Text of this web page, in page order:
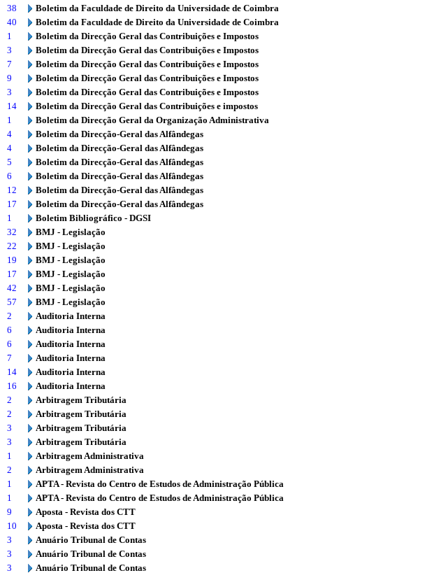
38
Boletim da Faculdade de Direito da Universidade de Coimbra
40
Boletim da Faculdade de Direito da Universidade de Coimbra
1
Boletim da Direcção Geral das Contribuições e Impostos
3
Boletim da Direcção Geral das Contribuições e Impostos
7
Boletim da Direcção Geral das Contribuições e Impostos
9
Boletim da Direcção Geral das Contribuições e Impostos
3
Boletim da Direcção Geral das Contribuições e Impostos
14
Boletim da Direcção Geral das Contribuições e impostos
1
Boletim da Direcção Geral da Organização Administrativa
4
Boletim da Direcção-Geral das Alfândegas
4
Boletim da Direcção-Geral das Alfândegas
5
Boletim da Direcção-Geral das Alfândegas
6
Boletim da Direcção-Geral das Alfândegas
12
Boletim da Direcção-Geral das Alfândegas
17
Boletim da Direcção-Geral das Alfândegas
1
Boletim Bibliográfico - DGSI
32
BMJ - Legislação
22
BMJ - Legislação
19
BMJ - Legislação
17
BMJ - Legislação
42
BMJ - Legislação
57
BMJ - Legislação
2
Auditoria Interna
6
Auditoria Interna
6
Auditoria Interna
7
Auditoria Interna
14
Auditoria Interna
16
Auditoria Interna
2
Arbitragem Tributária
2
Arbitragem Tributária
3
Arbitragem Tributária
3
Arbitragem Tributária
1
Arbitragem Administrativa
2
Arbitragem Administrativa
1
APTA - Revista do Centro de Estudos de Administração Pública
1
APTA - Revista do Centro de Estudos de Administração Pública
9
Aposta - Revista dos CTT
10
Aposta - Revista dos CTT
3
Anuário Tribunal de Contas
3
Anuário Tribunal de Contas
3
Anuário Tribunal de Contas